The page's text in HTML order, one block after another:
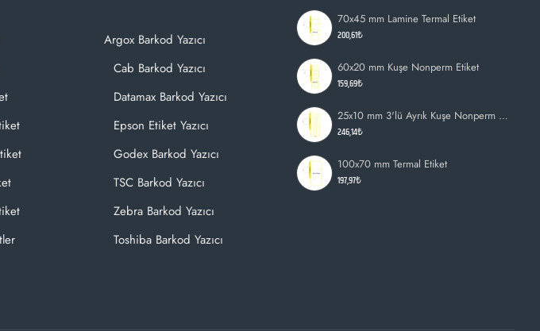
Argox Barkod Yazıcı
Cab Barkod Yazıcı
Datamax Barkod Yazıcı
Epson Etiket Yazıcı
Godex Barkod Yazıcı
TSC Barkod Yazıcı
Zebra Barkod Yazıcı
Toshiba Barkod Yazıcı
70x45 mm Lamine Termal Etiket
200,61₺
60x20 mm Kuşe Nonperm Etiket
159,69₺
25x10 mm 3'lü Ayrık Kuşe Nonperm Etiket
246,14₺
100x70 mm Termal Etiket
197,97₺